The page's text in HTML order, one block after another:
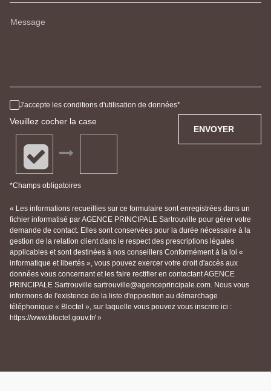
Message
J'accepte les conditions d'utilisation de données
Veuillez cocher la case
*Champs obligatoires
ENVOYER
« Les informations recueillies sur ce formulaire sont enregistrées dans un
fichier informatisé par AGENCE PRINCIPALE Sartrouville pour gérer votre
demande de contact. Elles sont conservées pour la durée nécessaire à la
gestion de la relation client dans le respect des prescriptions légales
applicables et sont destinées à nos conseillers Conformément à la loi «
informatique et libertés », vous pouvez exercer votre droit d'accès aux
données vous concernant et les faire rectifier en contactant AGENCE
PRINCIPALE Sartrouville sartrouville@agenceprincipale.com. Nous vous
informons de l'existence de la liste d'opposition au démarchage
téléphonique « Bloctel », sur laquelle vous pouvez vous inscrire ici :
https://www.bloctel.gouv.fr/ »